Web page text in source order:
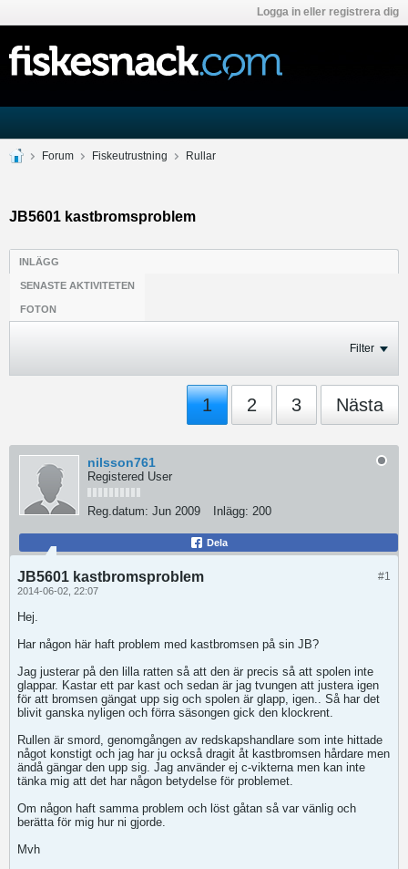
Logga in eller registrera dig
Forum Fiskeutrustning Rullar
JB5601 kastbromsproblem
INLÄGG
SENASTE AKTIVITETEN
FOTON
Filter
1 2 3 Nästa
nilsson761
Registered User
Reg.datum: Jun 2009 Inlägg: 200
Dela
#1
JB5601 kastbromsproblem
2014-06-02, 22:07
Hej.
Har någon här haft problem med kastbromsen på sin JB?
Jag justerar på den lilla ratten så att den är precis så att spolen inte
glappar. Kastar ett par kast och sedan är jag tvungen att justera igen
för att bromsen gängat upp sig och spolen är glapp, igen.. Så har det
blivit ganska nyligen och förra säsongen gick den klockrent.
Rullen är smord, genomgången av redskapshandlare som inte hittade
något konstigt och jag har ju också dragit åt kastbromsen hårdare men
ändå gängar den upp sig. Jag använder ej c-vikterna men kan inte
tänka mig att det har någon betydelse för problemet.
Om någon haft samma problem och löst gåtan så var vänlig och
berätta för mig hur ni gjorde.
Mvh